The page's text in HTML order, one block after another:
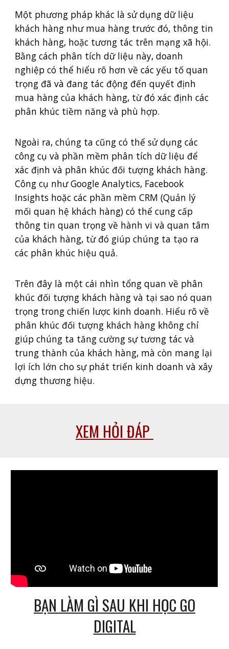
Một phương pháp khác là sử dụng dữ liệu
khách hàng như mua hàng trước đó, thông tin
khách hàng, hoặc tương tác trên mạng xã hội.
Bằng cách phân tích dữ liệu này, doanh
nghiệp có thể hiểu rõ hơn về các yếu tố quan
trọng đã và đang tác động đến quyết định
mua hàng của khách hàng, từ đó xác định các
phân khúc tiềm năng và phù hợp.
Ngoài ra, chúng ta cũng có thể sử dụng các
công cụ và phần mềm phân tích dữ liệu để
xác định và phân khúc đối tượng khách hàng.
Công cụ như Google Analytics, Facebook
Insights hoặc các phần mềm CRM (Quản lý
mối quan hệ khách hàng) có thể cung cấp
thông tin quan trọng về hành vi và quan tâm
của khách hàng, từ đó giúp chúng ta tạo ra
các phân khúc hiệu quả.
Trên đây là một cái nhìn tổng quan về phân
khúc đối tượng khách hàng và tại sao nó quan
trọng trong chiến lược kinh doanh. Hiểu rõ về
phân khúc đối tượng khách hàng không chỉ
giúp chúng ta tăng cường sự tương tác và
trung thành của khách hàng, mà còn mang lại
lợi ích lớn cho sự phát triển kinh doanh và xây
dựng thương hiệu.
XEM HỎI ĐÁP
BẠN LÀM GÌ SAU KHI HỌC GO
DIGITAL